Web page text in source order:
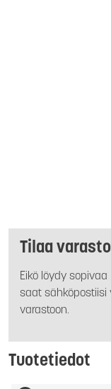
Tilaa
Eikö löydy
saat sähköpostiisi
varastoon.
Tuotetiedot